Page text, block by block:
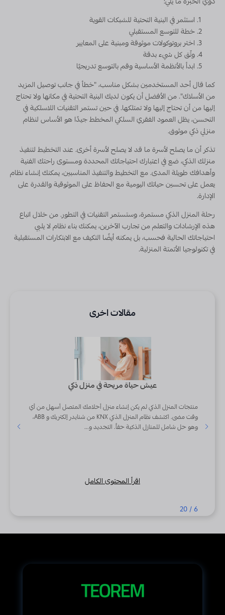
استثمر في البنية التحتية للشبكات القوية
خطة للتوسع المستقبلي
اختر بروتوكولات موثوقة ومبنية على المعايير
وثّق كل شيء بدقة
ابدأ بالأنظمة الأساسية وقم بالتوسع تدريجيًا
كما قال أحد المستخدمين بشكل مناسب، "خطأ في جانب توصيل المزيد
من الأسلاك". من الأفضل أن يكون لديك البنية التحتية في مكانها ولا تحتاج
إليها من أن تحتاج إليها ولا تمتلكها. في حين تستمر التقنيات اللاسلكية في
التحسن، يظل العمود الفقري السلكي المخطط جيدًا هو الأساس لنظام
منزلي ذكي موثوق.
تذكر أن ما يصلح لأسرة ما قد لا يصلح لأسرة أخرى. عند التخطيط لتنفيذ
منزلك الذكي، ضع في اعتبارك احتياجاتك المحددة ومستوى راحتك الفنية
وأهدافك طويلة المدى. مع التخطيط والتنفيذ المناسبين، يمكنك إنشاء نظام
يعمل على تحسين حياتك اليومية مع الحفاظ على الموثوقية والقدرة على
الإدارة.
رحلة المنزل الذكي مستمرة، وستستمر التقنيات في التطور. من خلال اتباع
هذه الإرشادات والتعلم من تجارب الآخرين، يمكنك بناء نظام لا يلبي
احتياجاتك الحالية فحسب، بل يمكنه أيضًا التكيف مع الابتكارات المستقبلية
في تكنولوجيا الأتمتة المنزلية.
مقالات اخرى
عيش حياة مريحة في منزل ذكي
منتجات المنزل الذكي لم يكن إنشاء منزل أحلامك المتصل أسهل من أي
وقت مضى. اكتشف نظام المنزل الذكي KNX من شنايدر إلكتريك و ABB،
وهو حل شامل للمنازل الذكية حقاً. التجديد و...
اقرأ المحتوى الكامل
6
/
20